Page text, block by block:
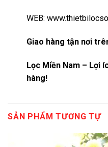
WEB:
Giao hàng tận nơi
Lọc Miền Nam – Lợi
hàng!
SẢN PHẨM TƯƠNG TỰ